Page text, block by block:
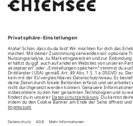
Family
Unsere Vorteile
Unsere Partner